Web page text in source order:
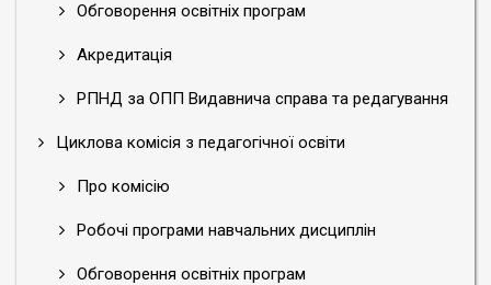
Обговорення освітніх програм
Акредитація
РПНД за ОПП Видавнича справа та редагування
Циклова комісія з педагогічної освіти
Про комісію
Робочі програми навчальних дисциплін
Обговорення освітніх програм